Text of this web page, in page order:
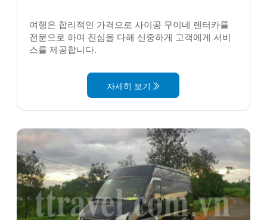
여행은 합리적인 가격으로 사이공 무이네 렌터카를
전문으로 하며 진심을 다해 신중하게 고객에게 서비
스를 제공합니다.
자세히 보기